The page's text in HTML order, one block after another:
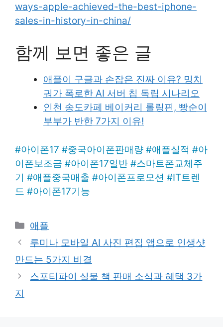
ways-apple-achieved-the-best-iphone-
sales-in-history-in-china/
함께 보면 좋은 글
애플이 구글과 손잡은 진짜 이유? 밍치
궈가 폭로한 AI 서버 칩 독립 시나리오
인천 송도카페 베이커리 롤링핀, 빵순이
부부가 반한 7가지 이유!
#아이폰17 #중국아이폰판매량 #애플실적 #아
이폰보조금 #아이폰17일반 #스마트폰교체주
기 #애플중국매출 #아이폰프로모션 #IT트렌
드 #아이폰17기능
Categories
애플
루미나 모바일 AI 사진 편집 앱으로 인생샷
만드는 5가지 비결
스포티파이 실물 책 판매 소식과 혜택 3가
지